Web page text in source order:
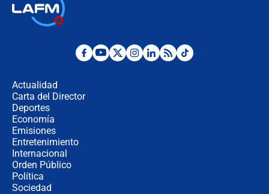
Posesión de Abelardo De La Espriella
Actualidad
Carta del Director
Deportes
Economía
Emisiones
Entretenimiento
Internacional
Orden Público
Política
Sociedad